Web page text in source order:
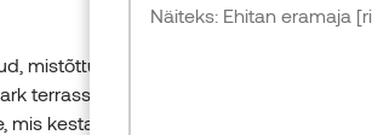
mistõttu need
terrassilaudadega
kestab põlvkondi.